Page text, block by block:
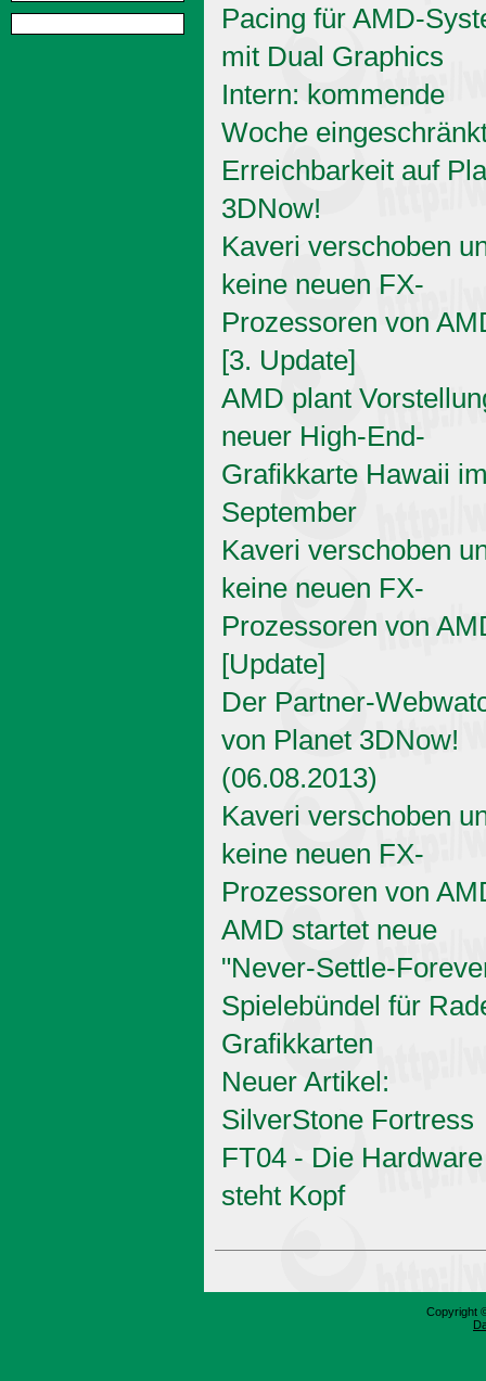
Pacing für AMD-
mit Dual Graphics
Intern: kommende
Woche
Erreichbarkeit auf
3DNow!
Kaveri verschoben
keine neuen FX-
Prozessoren von
[3. Update]
AMD plant
neuer High-End-
Grafikkarte Hawaii
September
Kaveri verschoben
keine neuen FX-
Prozessoren von
[Update]
Der Partner-
von Planet 3DNow!
(06.08.2013)
Kaveri verschoben
keine neuen FX-
Prozessoren von
AMD startet neue
"Never-Settle-
Spielebündel für
Grafikkarten
Neuer Artikel:
SilverStone Fortress
FT04 - Die Hardware
steht Kopf
Copyright